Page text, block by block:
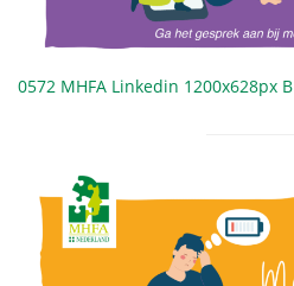
0572 MHFA Linkedin 1200x628px B